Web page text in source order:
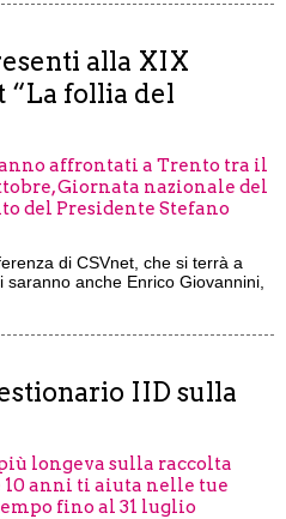
alla XIX
“La follia del
affrontati a Trento tra il
Giornata nazionale del
del Presidente Stefano
di CSVnet, che si terrà a
anche Enrico Giovannini,
IID sulla
longeva sulla raccolta
anni ti aiuta nelle tue
fino al 31 luglio